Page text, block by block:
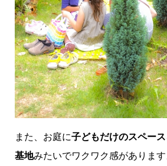
また、お庭に子どもだけのスペース
基地みたいでワクワク感がありま